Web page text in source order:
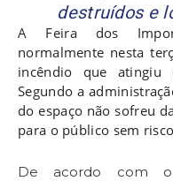
destruídos e
A Feira dos
normalmente nesta
incêndio que
Segundo a
do espaço não sofreu
para o público sem
De acordo com o